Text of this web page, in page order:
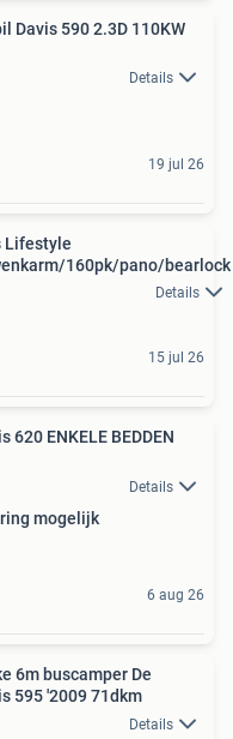
Davis 590 2.3D 110KW
Details
19 jul 26
Lifestyle
160pk/pano/bearlock
Details
15 jul 26
620 ENKELE BEDDEN
Details
mogelijk
6 aug 26
6m buscamper De
595 '2009 71dkm
Details